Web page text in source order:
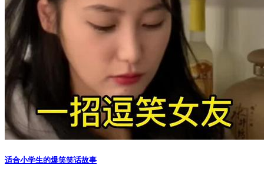
适合小学生的爆笑笑话故事